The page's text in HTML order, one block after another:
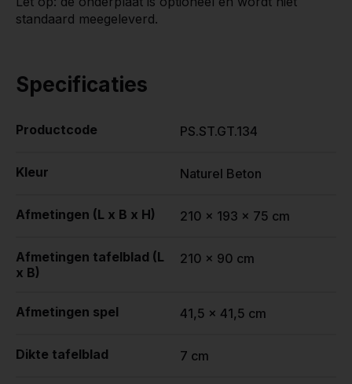
standaard meegeleverd.
Specificaties
Productcode PS.ST.GT.134
Kleur Naturel Beton
Afmetingen (L x B x H) 210 x 193 x 75 cm
Afmetingen tafelblad (L
x B)
210 x 90 cm
Afmetingen spel 41,5 x 41,5 cm
Dikte tafelblad 7 cm